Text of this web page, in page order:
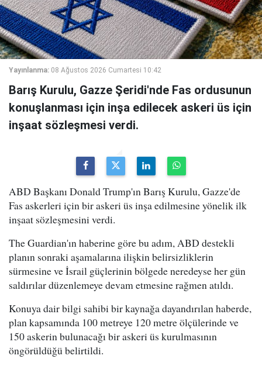
Yayınlanma: 08 Ağustos 2026 Cumartesi 10:42
Barış Kurulu, Gazze Şeridi'nde Fas ordusunun
konuşlanması için inşa edilecek askeri üs için
inşaat sözleşmesi verdi.
ABD Başkanı Donald Trump'ın Barış Kurulu, Gazze'de
Fas askerleri için bir askeri üs inşa edilmesine yönelik ilk
inşaat sözleşmesini verdi.
The Guardian'ın haberine göre bu adım, ABD destekli
planın sonraki aşamalarına ilişkin belirsizliklerin
sürmesine ve İsrail güçlerinin bölgede neredeyse her gün
saldırılar düzenlemeye devam etmesine rağmen atıldı.
Konuya dair bilgi sahibi bir kaynağa dayandırılan haberde,
plan kapsamında 100 metreye 120 metre ölçülerinde ve
150 askerin bulunacağı bir askeri üs kurulmasının
öngörüldüğü belirtildi.